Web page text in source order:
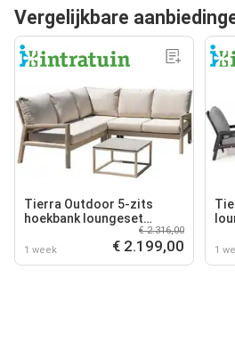
Vergelijkbare
Tierra Outdoor 5-zits
hoekbank loungeset
1 week
€ 2.316,00
€ 2.199,00 1